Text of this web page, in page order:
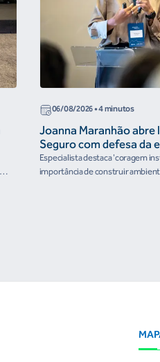
06/08/2026• 4 minutos
Joanna Maranhão abre
Seguro com defesa da
Especialista destaca 'coragem
importância de construir